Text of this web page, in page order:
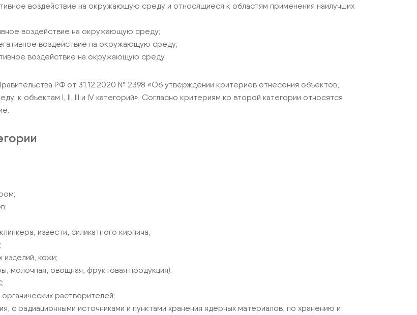
воздействие на окружающую среду и относящиеся к областям применения наилучших
воздействие на окружающую среду;
воздействие на окружающую среду;
воздействие на окружающую среду.
РФ от 31.12.2020 № 2398 «Об утверждении критериев отнесения объектов,
к объектам I, II, III и IV категорий». Согласно критериям ко второй категории относятся
извести, силикатного кирпича;
изделий, кожи;
молочная, овощная, фруктовая продукция);
растворителей;
с радиационными источниками и пунктами хранения ядерных материалов, по хранению и